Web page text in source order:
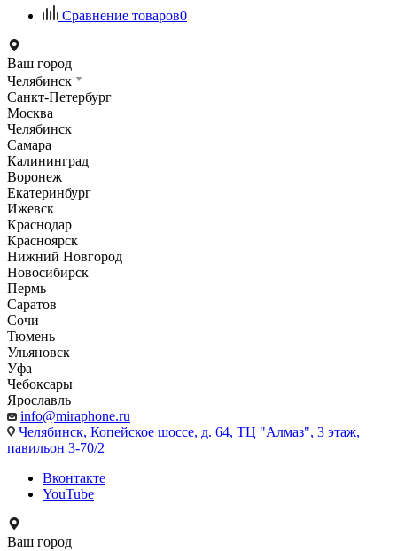
Сравнение товаров0
Ваш город
Челябинск
Санкт-Петербург
Москва
Челябинск
Самара
Калининград
Воронеж
Екатеринбург
Ижевск
Краснодар
Красноярск
Нижний Новгород
Новосибирск
Пермь
Саратов
Сочи
Тюмень
Ульяновск
Уфа
Чебоксары
Ярославль
info@miraphone.ru
Челябинск, Копейское шоссе, д. 64, ТЦ "Алмаз", 3 этаж,
павильон 3-70/2
Вконтакте
YouTube
Ваш город